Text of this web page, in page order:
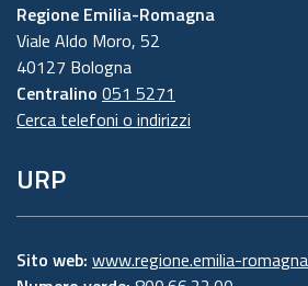
Regione Emilia-Romagna
Viale Aldo Moro, 52
40127 Bologna
Centralino 051 5271
Cerca telefoni o indirizzi
URP
Sito web: www.regione.emilia-